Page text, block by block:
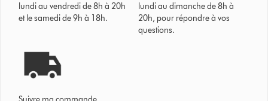
lundi au vendredi de 8h à 20h
et le samedi de 9h à 18h.
lundi au dimanche de 8h à
20h, pour répondre à vos
questions.